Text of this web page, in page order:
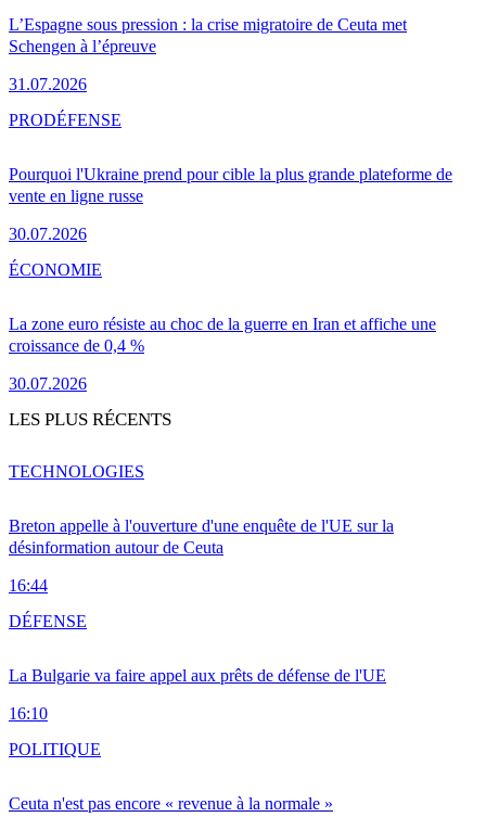
L’Espagne sous pression : la crise migratoire de Ceuta met
Schengen à l’épreuve
31.07.2026
Pourquoi l'Ukraine prend pour cible la plus grande plateforme de
vente en ligne russe
30.07.2026
PRODÉFENSE
La zone euro résiste au choc de la guerre en Iran et affiche une
croissance de 0,4 %
30.07.2026
ÉCONOMIE
LES PLUS RÉCENTS
Breton appelle à l'ouverture d'une enquête de l'UE sur la
désinformation autour de Ceuta
16:44
TECHNOLOGIES
La Bulgarie va faire appel aux prêts de défense de l'UE
16:10
DÉFENSE
Ceuta n'est pas encore « revenue à la normale »
POLITIQUE